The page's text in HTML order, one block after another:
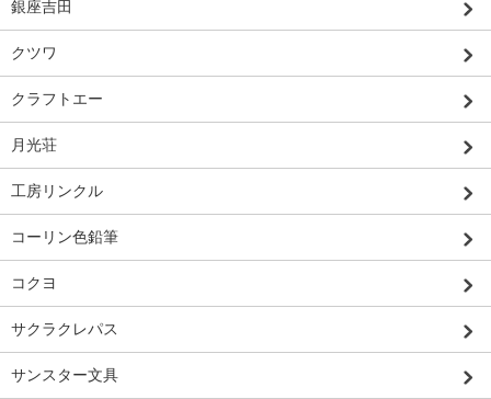
銀座吉田
クツワ
クラフトエー
月光荘
工房リンクル
コーリン色鉛筆
コクヨ
サクラクレパス
サンスター文具